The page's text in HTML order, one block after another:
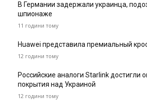
В Германии задержали украинца,
шпионаже
11 години тому
Huawei представила премиальный
12 години тому
Российские аналоги Starlink достигли
покрытия над Украиной
12 години тому